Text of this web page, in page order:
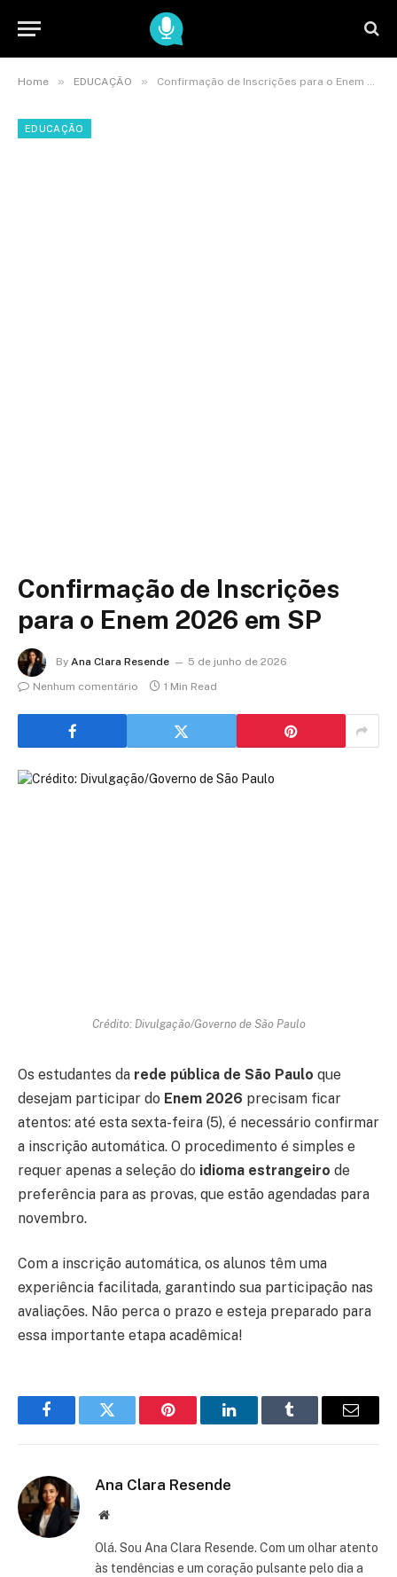
Home » EDUCAÇÃO » Confirmação de Inscrições para o Enem 2026 em SP
EDUCAÇÃO
Confirmação de Inscrições
para o Enem 2026 em SP
By Ana Clara Resende
5 de junho de 2026
Nenhum comentário
1 Min Read
Crédito: Divulgação/Governo de São Paulo
Os estudantes da rede pública de São Paulo que
desejam participar do Enem 2026 precisam ficar
atentos: até esta sexta-feira (5), é necessário confirmar
a inscrição automática. O procedimento é simples e
requer apenas a seleção do idioma estrangeiro de
preferência para as provas, que estão agendadas para
novembro.
Com a inscrição automática, os alunos têm uma
experiência facilitada, garantindo sua participação nas
avaliações. Não perca o prazo e esteja preparado para
essa importante etapa acadêmica!
FacebookTwitter Pinterest LinkedInTumblr Email
Ana Clara Resende
Website
Olá. Sou Ana Clara Resende. Com um olhar atento
às tendências e um coração pulsante pelo dia a